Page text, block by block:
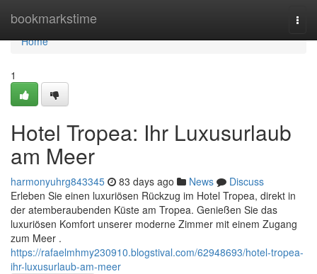
bookmarkstime
Home
Home
1
Hotel Tropea: Ihr Luxusurlaub
am Meer
harmonyuhrg843345 83 days ago News
Discuss
Erleben Sie einen luxuriösen Rückzug im Hotel Tropea, direkt in
der atemberaubenden Küste am Tropea. Genießen Sie das
luxuriösen Komfort unserer moderne Zimmer mit einem Zugang
zum Meer .
https://rafaelmhmy230910.blogstival.com/62948693/hotel-tropea-
ihr-luxusurlaub-am-meer